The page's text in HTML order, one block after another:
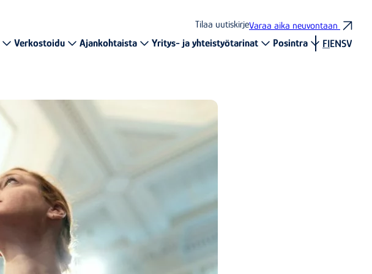
Tilaa uutiskirjeVaraa aika neuvontaan
Verkostoidu Ajankohtaista Yritys- ja yhteistyötarinat Posintra FIENSV